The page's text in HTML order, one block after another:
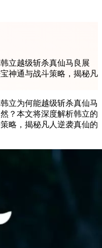
立越级斩杀真仙马良展
神通与战斗策略，揭秘凡
立为何能越级斩杀真仙马
？本文将深度解析韩立的
略，揭秘凡人逆袭真仙的